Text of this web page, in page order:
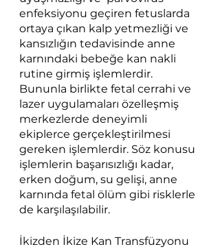
enfeksiyonu geçiren fetuslarda
ortaya çıkan kalp yetmezliği ve
kansızlığın tedavisinde anne
karnındaki bebeğe kan nakli
rutine girmiş işlemlerdir.
Bununla birlikte fetal cerrahi ve
lazer uygulamaları özelleşmiş
merkezlerde deneyimli
ekiplerce gerçekleştirilmesi
gereken işlemlerdir. Söz konusu
işlemlerin başarısızlığı kadar,
erken doğum, su gelişi, anne
karnında fetal ölüm gibi risklerle
de karşılaşılabilir.
İkizden İkize Kan Transfüzyonu